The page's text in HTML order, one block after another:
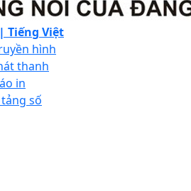
Tiếng Việt
hình
thanh
in
số